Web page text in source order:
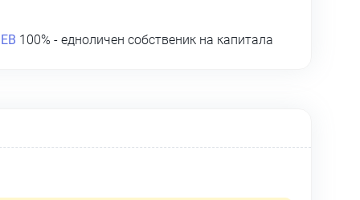
100% - едноличен собственик на капитала